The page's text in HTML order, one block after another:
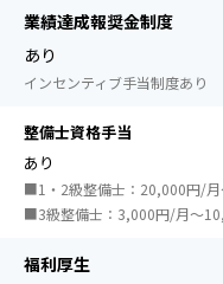
業績達成報奨金制度
あり
インセンティブ手当制度あり
整備士資格手当
あり
■1・2級整備士：20,000円/
■3級整備士：3,000円/月～
福利厚生